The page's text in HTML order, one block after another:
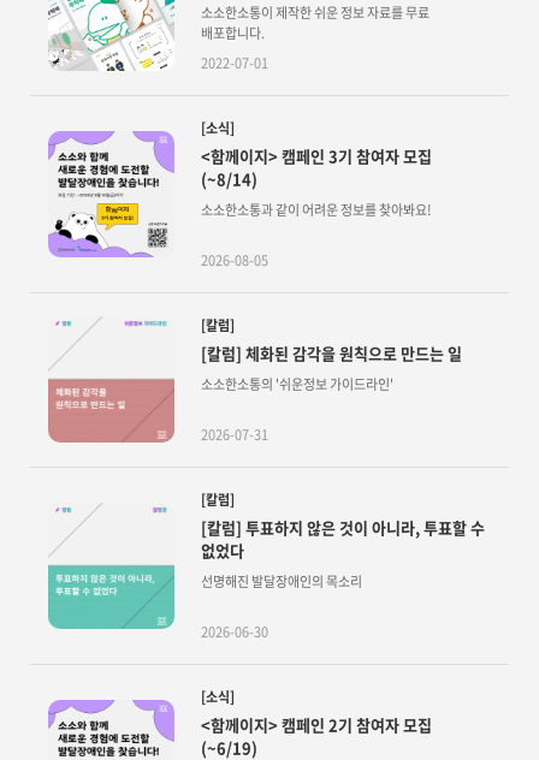
소소한소통이 제작한 쉬운 정보 자료를 무료
배포합니다.
2022-07-01
[소식]
<함께이지> 캠페인 3기 참여자 모집
(~8/14)
소소한소통과 같이 어려운 정보를 찾아봐요!
2026-08-05
[칼럼]
[칼럼] 체화된 감각을 원칙으로 만드는 일
소소한소통의 '쉬운정보 가이드라인'
2026-07-31
[칼럼]
[칼럼] 투표하지 않은 것이 아니라, 투표할 수
없었다
선명해진 발달장애인의 목소리
2026-06-30
[소식]
<함께이지> 캠페인 2기 참여자 모집
(~6/19)